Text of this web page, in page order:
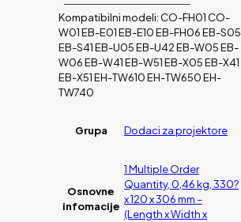
Kompatibilni modeli: CO-FH01 CO-
W01 EB-E01 EB-E10 EB-FH06 EB-S05
EB-S41 EB-U05 EB-U42 EB-W05 EB-
W06 EB-W41 EB-W51 EB-X05 EB-X41
EB-X51 EH-TW610 EH-TW650 EH-
TW740
Grupa Dodaci za projektore
Osnovne
infomacije
1 Multiple Order
Quantity, 0,46 kg, 330?
x 120 x 306 mm –
(Length x Width x